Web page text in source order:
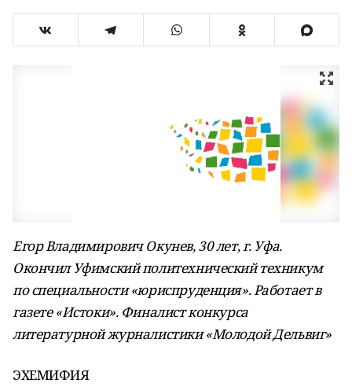
Егор Владимирович Окунев, 30 лет, г. Уфа.
Окончил Уфимский политехнический техникум
по специальности «юриспруденция». Работает в
газете «Истоки». Финалист конкурса
литературной журналистики «Молодой Дельвиг»
ЭХЕМИФИЯ